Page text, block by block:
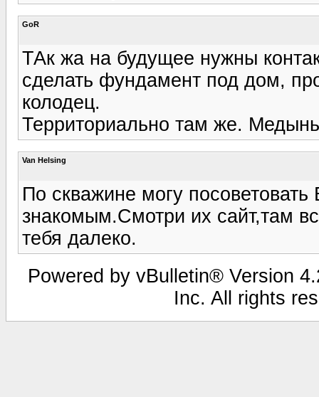
GoR
ТАк жа на будущее нужны
сделать фундамент под дом,
колодец.
Территориально там же. Медынь
Van Helsing
По скважине могу
знакомым.Смотри их сайт,там
тебя далеко.
Powered by vBulletin® Version
Inc. All rights